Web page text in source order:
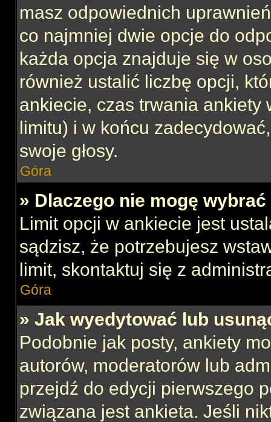
masz odpowiednich
co najmniej dwie opcje do
każda opcja znajduje się w
również ustalić liczbę opcji,
ankiecie, czas trwania ankiety
limitu) i w końcu
swoje głosy.
Góra
» Dlaczego nie mogę
Limit opcji w ankiecie jest
sądzisz, że potrzebujesz
limit, skontaktuj się z
Góra
» Jak wyedytować lub
Podobnie jak posty, ankiety
autorów, moderatorów lub
przejdź do edycji pierwszego
związana jest ankieta. Jeśli